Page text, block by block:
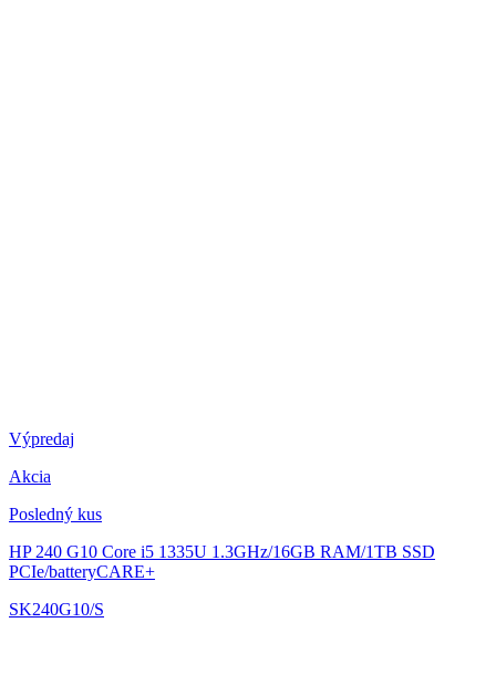
Výpredaj
Akcia
Posledný kus
HP 240 G10 Core i5 1335U 1.3GHz/16GB RAM/1TB SSD
PCIe/batteryCARE+
SK240G10/S